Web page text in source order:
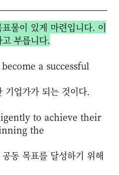
물이 있게 마련입니다. 이
부릅니다.
a successful
기업가가 되는 것이다.
to achieve their
the
동 목표를 달성하기 위해